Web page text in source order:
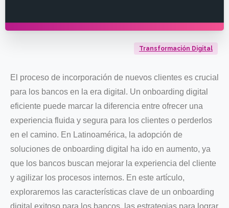
Transformación Digital
El proceso de incorporación de nuevos clientes es crucial
para los bancos en la era digital. Un onboarding digital
eficiente puede marcar la diferencia entre ofrecer una
experiencia fluida y segura para los clientes o perderlos
en el camino. En Latinoamérica, la adopción de
soluciones de onboarding digital ha ido en aumento, ya
que los bancos buscan mejorar la experiencia del cliente
y agilizar los procesos internos. En este artículo,
exploraremos las características clave de un onboarding
digital exitoso para los bancos, las estrategias para lograr